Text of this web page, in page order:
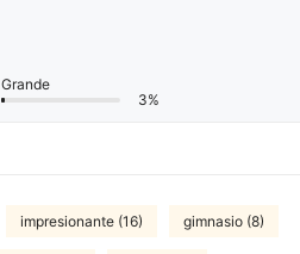
Grande
3%
impresionante (16) gimnasio (8)